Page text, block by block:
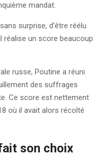
mandat.
surprise, d’être réélu
réalise un score beaucoup
russe, Poutine a réuni
des suffrages
Ce score est nettement
où il avait alors récolté
son choix